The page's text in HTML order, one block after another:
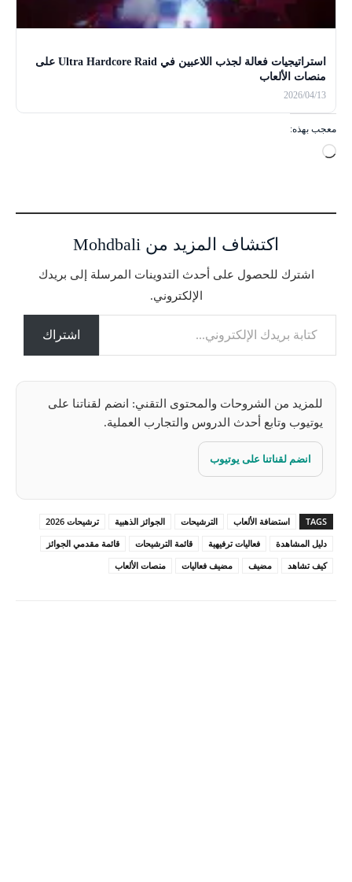
استراتيجيات فعالة لجذب اللاعبين في Ultra Hardcore Raid على
منصات الألعاب
2026/04/13
معجب بهذه:
ج
ي
ل
اكتشاف المزيد من Mohdbali
اشترك للحصول على أحدث التدوينات المرسلة إلى بريدك
الإلكتروني.
كتابة بريدك الإلكتروني...
اشتراك
للمزيد من الشروحات والمحتوى التقني: انضم لقناتنا على
يوتيوب وتابع أحدث الدروس والتجارب العملية.
انضم لقناتنا على يوتيوب
TAGS استضافة الألعاب الترشيحات الجوائز الذهبية
ترشيحات 2026
دليل المشاهدة
فعاليات ترفيهية قائمة الترشيحات
قائمة مقدمي الجوائز
كيف تشاهد
مضيف مضيف فعاليات منصات الألعاب